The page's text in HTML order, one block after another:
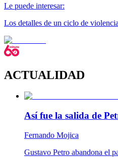
Le puede interesar:
Los detalles de un ciclo de
ACTUALIDAD
Así fue la salida de
Fernando Mojica
Gustavo Petro abandona el